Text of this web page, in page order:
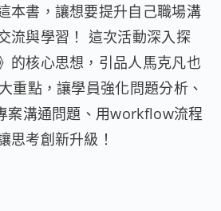
本書，讓想要提升自己職場溝
流與學習！ 這次活動深入探
的核心思想，引品人馬克凡也
重點，讓學員強化問題分析、
案溝通問題、用workflow流程
思考創新升級！